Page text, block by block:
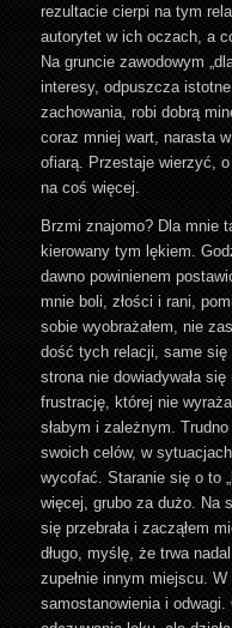
rezultacie cierpi na tym
autorytet w ich oczach, a
Na gruncie zawodowym
interesy, odpuszcza
zachowania, robi dobrą
coraz mniej wart, narasta
ofiarą. Przestaje wierzyć,
na coś więcej.
Brzmi znajomo? Dla mnie
kierowany tym lękiem.
dawno powinienem
mnie boli, złości i rani,
sobie wyobrażałem, nie
dość tych relacji, same się
strona nie dowiadywała
frustrację, której nie
słabym i zależnym.
swoich celów, w
wycofać. Staranie się o to
więcej, grubo za dużo. Na
się przebrała i zacząłem
długo, myślę, że trwa
zupełnie innym miejscu.
samostanowienia i